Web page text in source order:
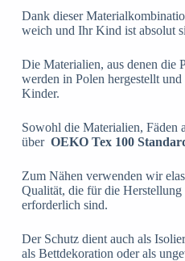
Dank dieser
weich und Ihr Kind ist absolut
Die Materialien, aus denen die
werden in Polen hergestellt und
Kinder.
Sowohl die Materialien, Fäden
über OEKO Tex 100
Zum Nähen verwenden wir
Qualität, die für die
erforderlich sind.
Der Schutz dient auch als
als Bettdekoration oder als